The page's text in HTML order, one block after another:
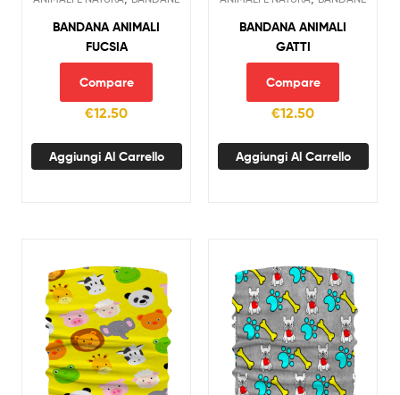
BANDANA ANIMALI
FUCSIA
Compare
€12.50
Aggiungi Al Carrello
BANDANA ANIMALI
GATTI
Compare
€12.50
Aggiungi Al Carrello